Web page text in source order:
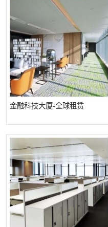
金融科技大厦-全球租赁
前海
福田中心区写字楼租赁
深圳宝安
罗湖水贝
宝安区
兴东
福田华强北
南山后海